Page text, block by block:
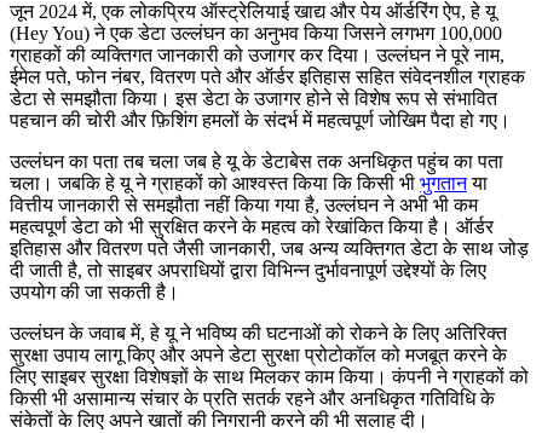
जून 2024 में, एक लोकप्रिय ऑस्ट्रेलियाई खाद्य और पेय ऑर्डरिंग ऐप, हे यू
(Hey You) ने एक डेटा उल्लंघन का अनुभव किया जिसने लगभग 100,000
ग्राहकों की व्यक्तिगत जानकारी को उजागर कर दिया। उल्लंघन ने पूरे नाम,
ईमेल पते, फोन नंबर, वितरण पते और ऑर्डर इतिहास सहित संवेदनशील ग्राहक
डेटा से समझौता किया। इस डेटा के उजागर होने से विशेष रूप से संभावित
पहचान की चोरी और फ़िशिंग हमलों के संदर्भ में महत्वपूर्ण जोखिम पैदा हो गए।
उल्लंघन का पता तब चला जब हे यू के डेटाबेस तक अनधिकृत पहुंच का पता
चला। जबकि हे यू ने ग्राहकों को आश्वस्त किया कि किसी भी भुगतानया
वित्तीय जानकारी से समझौता नहीं किया गया है, उल्लंघन ने अभी भी कम
महत्वपूर्ण डेटा को भी सुरक्षित करने के महत्व को रेखांकित किया है। ऑर्डर
इतिहास और वितरण पते जैसी जानकारी, जब अन्य व्यक्तिगत डेटा के साथ जोड़
दी जाती है, तो साइबर अपराधियों द्वारा विभिन्न दुर्भावनापूर्ण उद्देश्यों के लिए
उपयोग की जा सकती है।
उल्लंघन के जवाब में, हे यू ने भविष्य की घटनाओं को रोकने के लिए अतिरिक्त
सुरक्षा उपाय लागू किए और अपने डेटा सुरक्षा प्रोटोकॉल को मजबूत करने के
लिए साइबर सुरक्षा विशेषज्ञों के साथ मिलकर काम किया। कंपनी ने ग्राहकों को
किसी भी असामान्य संचार के प्रति सतर्क रहने और अनधिकृत गतिविधि के
संकेतों के लिए अपने खातों की निगरानी करने की भी सलाह दी।